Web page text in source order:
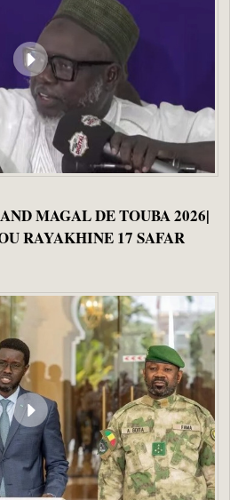
MAGAL DE TOUBA 2026|
RAYAKHINE 17 SAFAR